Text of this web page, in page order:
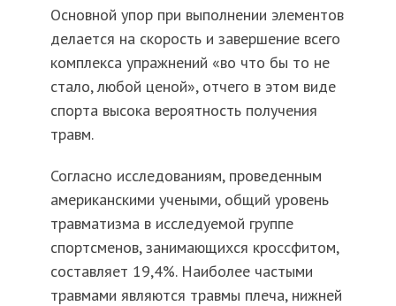
Основной упор при выполнении элементов
делается на скорость и завершение всего
комплекса упражнений «во что бы то не
стало, любой ценой», отчего в этом виде
спорта высока вероятность получения
травм.
Согласно исследованиям, проведенным
американскими учеными, общий уровень
травматизма в исследуемой группе
спортсменов, занимающихся кроссфитом,
составляет 19,4%. Наиболее частыми
травмами являются травмы плеча, нижней